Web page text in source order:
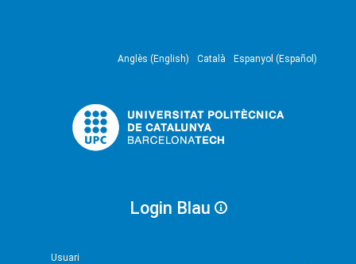
Anglès (English) Català Espanyol (Español)
Login Blau
Usuari